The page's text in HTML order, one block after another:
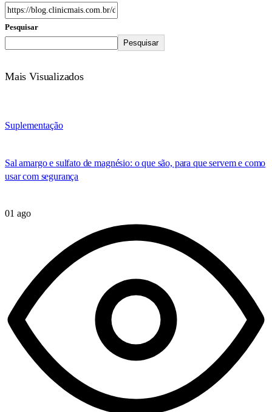
Pesquisar
Pesquisar
Mais Visualizados
Suplementação
Sal amargo e sulfato de magnésio: o que são, para que servem e como
usar com segurança
01 ago